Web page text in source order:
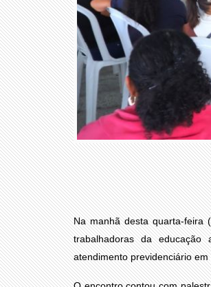
Na manhã desta quarta-feira
trabalhadoras da
atendimento previdenciário